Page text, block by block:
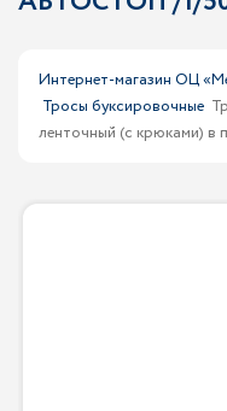
Интернет-магазин ОЦ
Тросы буксировочные
ленточный (с крюками)